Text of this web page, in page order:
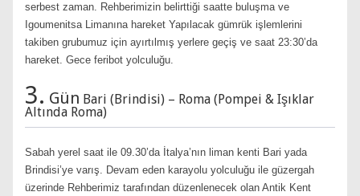
serbest zaman. Rehberimizin belirttiği saatte buluşma ve
Igoumenitsa Limanına hareket Yapılacak gümrük işlemlerini
takiben grubumuz için ayırtılmış yerlere geçiş ve saat 23:30’da
hareket. Gece feribot yolculuğu.
3. Gün Bari (Brindisi) – Roma (Pompei & Işıklar
Altında Roma)
Sabah yerel saat ile 09.30’da İtalya’nın liman kenti Bari yada
Brindisi’ye varış. Devam eden karayolu yolculuğu ile güzergah
üzerinde Rehberimiz tarafından düzenlenecek olan Antik Kent